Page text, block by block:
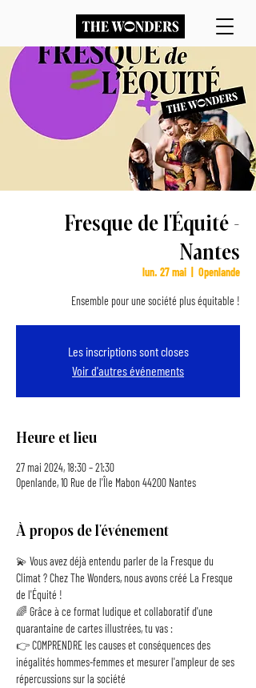
Fresque de l'Équité -
Nantes
lun. 27 mai Openlande
Ensemble pour une société plus équitable !
Les inscriptions sont closes
Voir d'autres événements
Heure et lieu
27 mai 2024, 18:30 – 21:30
Openlande, 10 Rue de l'Île Mabon 44200 Nantes
À propos de l'événement
💫 Vous avez déjà entendu parler de la Fresque du
Climat ? Chez The Wonders, nous avons créé La Fresque
de l'Équité !
🌈 Grâce à ce format ludique et collaboratif d'une
quarantaine de cartes illustrées, tu vas :
👉 COMPRENDRE les causes et conséquences des
inégalités hommes-femmes et mesurer l'ampleur de ses
répercussions sur la société